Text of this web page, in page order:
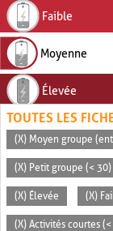
Faible
Moyenne
Élevée
TOUTES LES
(X) Moyen groupe
(X) Petit groupe (< 30)
(X) Élevée (X)
(X) Activités courtes